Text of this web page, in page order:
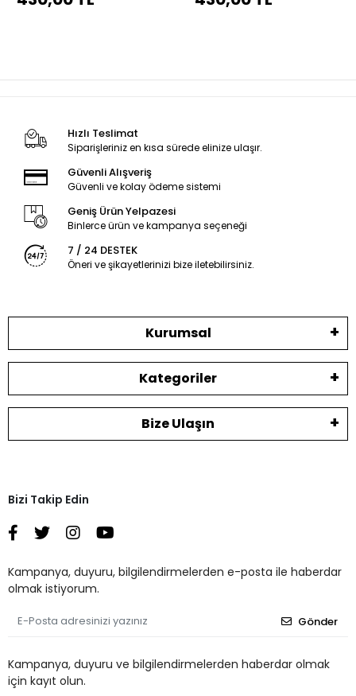
Hızlı Teslimat
Siparişleriniz en kısa sürede elinize ulaşır.
Güvenli Alışveriş
Güvenli ve kolay ödeme sistemi
Geniş Ürün Yelpazesi
Binlerce ürün ve kampanya seçeneği
7 / 24 DESTEK
Öneri ve şikayetlerinizi bize iletebilirsiniz.
Kurumsal
Kategoriler
Bize Ulaşın
Bizi Takip Edin
Kampanya, duyuru, bilgilendirmelerden e-posta ile haberdar
olmak istiyorum.
Gönder
Kampanya, duyuru ve bilgilendirmelerden haberdar olmak
için kayıt olun.